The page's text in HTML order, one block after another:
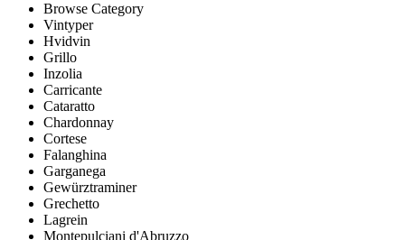
Browse Category
Vintyper
Hvidvin
Grillo
Inzolia
Carricante
Cataratto
Chardonnay
Cortese
Falanghina
Garganega
Gewürztraminer
Grechetto
Lagrein
Montepulciani d'Abruzzo